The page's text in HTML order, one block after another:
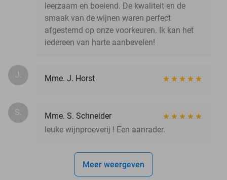
leerzaam en boeiend. De kwaliteit en de
smaak van de wijnen waren perfect
afgestemd op onze voorkeuren. Ik kan het
iedereen van harte aanbevelen!
J. Mme. J. Horst
S.
Mme. S. Schneider
leuke wijnproeverij ! Een aanrader.
Meer weergeven